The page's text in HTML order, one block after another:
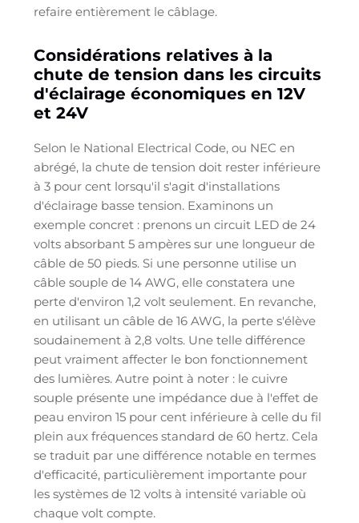
refaire entièrement le câblage.
Considérations relatives à la
chute de tension dans les circuits
d'éclairage économiques en 12V
et 24V
Selon le National Electrical Code, ou NEC en
abrégé, la chute de tension doit rester inférieure
à 3 pour cent lorsqu'il s'agit d'installations
d'éclairage basse tension. Examinons un
exemple concret : prenons un circuit LED de 24
volts absorbant 5 ampères sur une longueur de
câble de 50 pieds. Si une personne utilise un
câble souple de 14 AWG, elle constatera une
perte d'environ 1,2 volt seulement. En revanche,
en utilisant un câble de 16 AWG, la perte s'élève
soudainement à 2,8 volts. Une telle différence
peut vraiment affecter le bon fonctionnement
des lumières. Autre point à noter : le cuivre
souple présente une impédance due à l'effet de
peau environ 15 pour cent inférieure à celle du fil
plein aux fréquences standard de 60 hertz. Cela
se traduit par une différence notable en termes
d'efficacité, particulièrement importante pour
les systèmes de 12 volts à intensité variable où
chaque volt compte.